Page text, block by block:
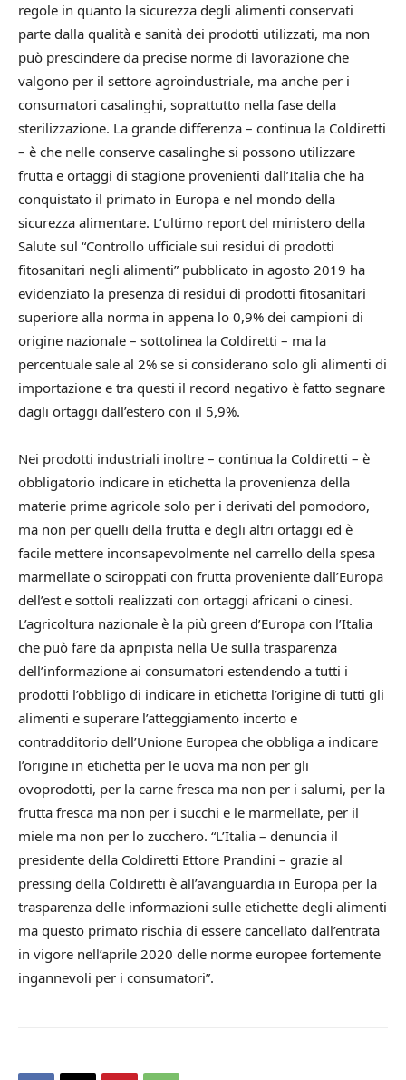
regole in quanto la sicurezza degli alimenti conservati
parte dalla qualità e sanità dei prodotti utilizzati, ma non
può prescindere da precise norme di lavorazione che
valgono per il settore agroindustriale, ma anche per i
consumatori casalinghi, soprattutto nella fase della
sterilizzazione. La grande differenza – continua la Coldiretti
– è che nelle conserve casalinghe si possono utilizzare
frutta e ortaggi di stagione provenienti dall’Italia che ha
conquistato il primato in Europa e nel mondo della
sicurezza alimentare. L’ultimo report del ministero della
Salute sul “Controllo ufficiale sui residui di prodotti
fitosanitari negli alimenti” pubblicato in agosto 2019 ha
evidenziato la presenza di residui di prodotti fitosanitari
superiore alla norma in appena lo 0,9% dei campioni di
origine nazionale – sottolinea la Coldiretti – ma la
percentuale sale al 2% se si considerano solo gli alimenti di
importazione e tra questi il record negativo è fatto segnare
dagli ortaggi dall’estero con il 5,9%.
Nei prodotti industriali inoltre – continua la Coldiretti – è
obbligatorio indicare in etichetta la provenienza della
materie prime agricole solo per i derivati del pomodoro,
ma non per quelli della frutta e degli altri ortaggi ed è
facile mettere inconsapevolmente nel carrello della spesa
marmellate o sciroppati con frutta proveniente dall’Europa
dell’est e sottoli realizzati con ortaggi africani o cinesi.
L’agricoltura nazionale è la più green d’Europa con l’Italia
che può fare da apripista nella Ue sulla trasparenza
dell’informazione ai consumatori estendendo a tutti i
prodotti l’obbligo di indicare in etichetta l’origine di tutti gli
alimenti e superare l’atteggiamento incerto e
contradditorio dell’Unione Europea che obbliga a indicare
l’origine in etichetta per le uova ma non per gli
ovoprodotti, per la carne fresca ma non per i salumi, per la
frutta fresca ma non per i succhi e le marmellate, per il
miele ma non per lo zucchero. “L’Italia – denuncia il
presidente della Coldiretti Ettore Prandini – grazie al
pressing della Coldiretti è all’avanguardia in Europa per la
trasparenza delle informazioni sulle etichette degli alimenti
ma questo primato rischia di essere cancellato dall’entrata
in vigore nell’aprile 2020 delle norme europee fortemente
ingannevoli per i consumatori”.